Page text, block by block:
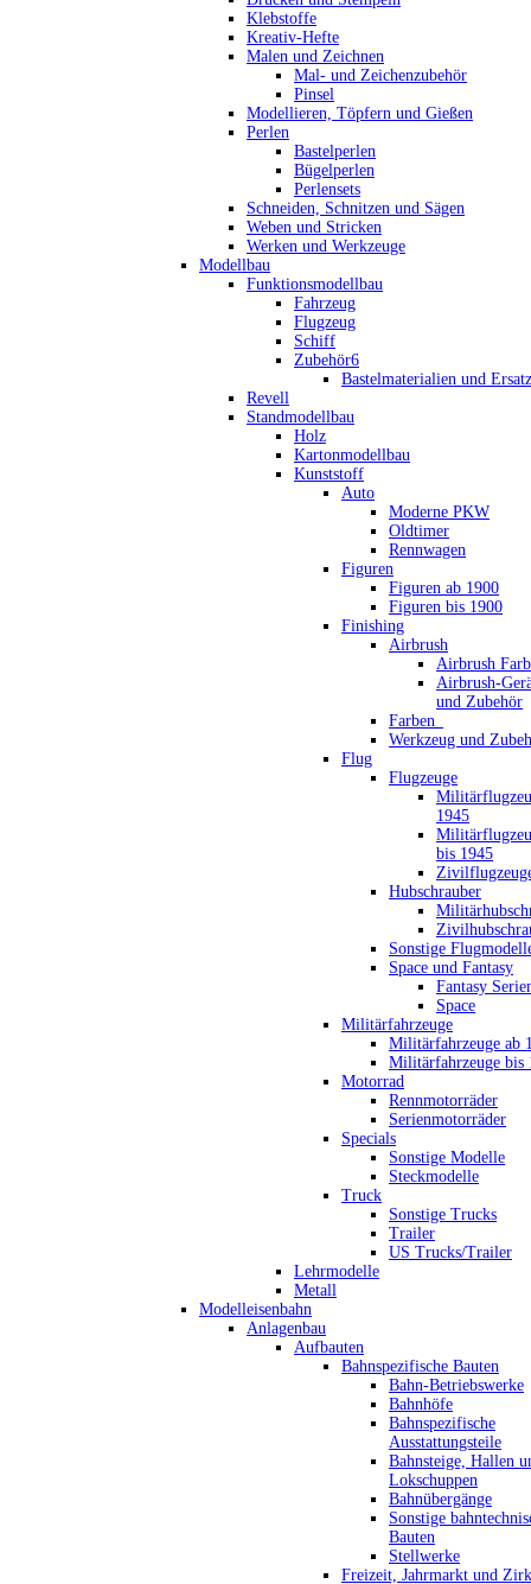
Klebstoffe
Kreativ-Hefte
Malen und Zeichnen
Mal- und Zeichenzubehör
Pinsel
Modellieren, Töpfern und Gießen
Perlen
Bastelperlen
Bügelperlen
Perlensets
Schneiden, Schnitzen und Sägen
Weben und Stricken
Werken und Werkzeuge
Modellbau
Funktionsmodellbau
Fahrzeug
Flugzeug
Schiff
Zubehör6
Bastelmaterialien und
Revell
Standmodellbau
Holz
Kartonmodellbau
Kunststoff
Auto
Moderne PKW
Oldtimer
Rennwagen
Figuren
Figuren ab 1900
Figuren bis 1900
Finishing
Airbrush
Airbrush
Airbrush-
und Zubehör
Farben_
Werkzeug und
Flug
Flugzeuge
1945
bis 1945
Hubschrauber
Sonstige
Space und Fantasy
Fantasy
Space
Militärfahrzeuge
Militärfahrzeuge ab
Militärfahrzeuge bis
Motorrad
Rennmotorräder
Serienmotorräder
Specials
Sonstige Modelle
Steckmodelle
Truck
Sonstige Trucks
Trailer
US Trucks/Trailer
Lehrmodelle
Metall
Modelleisenbahn
Anlagenbau
Aufbauten
Bahnspezifische Bauten
Bahn-Betriebswerke
Bahnhöfe
Bahnspezifische
Ausstattungsteile
Bahnsteige, Hallen
Lokschuppen
Bahnübergänge
Sonstige
Bauten
Stellwerke
Freizeit, Jahrmarkt und